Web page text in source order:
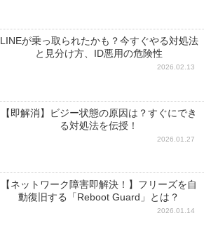
LINEが乗っ取られたかも？今すぐやる対処法
と見分け方、ID悪用の危険性
2026.02.13
【即解消】ビジー状態の原因は？すぐにでき
る対処法を伝授！
2026.01.27
【ネットワーク障害即解決！】フリーズを自
動復旧する「Reboot Guard」とは？
2026.01.14